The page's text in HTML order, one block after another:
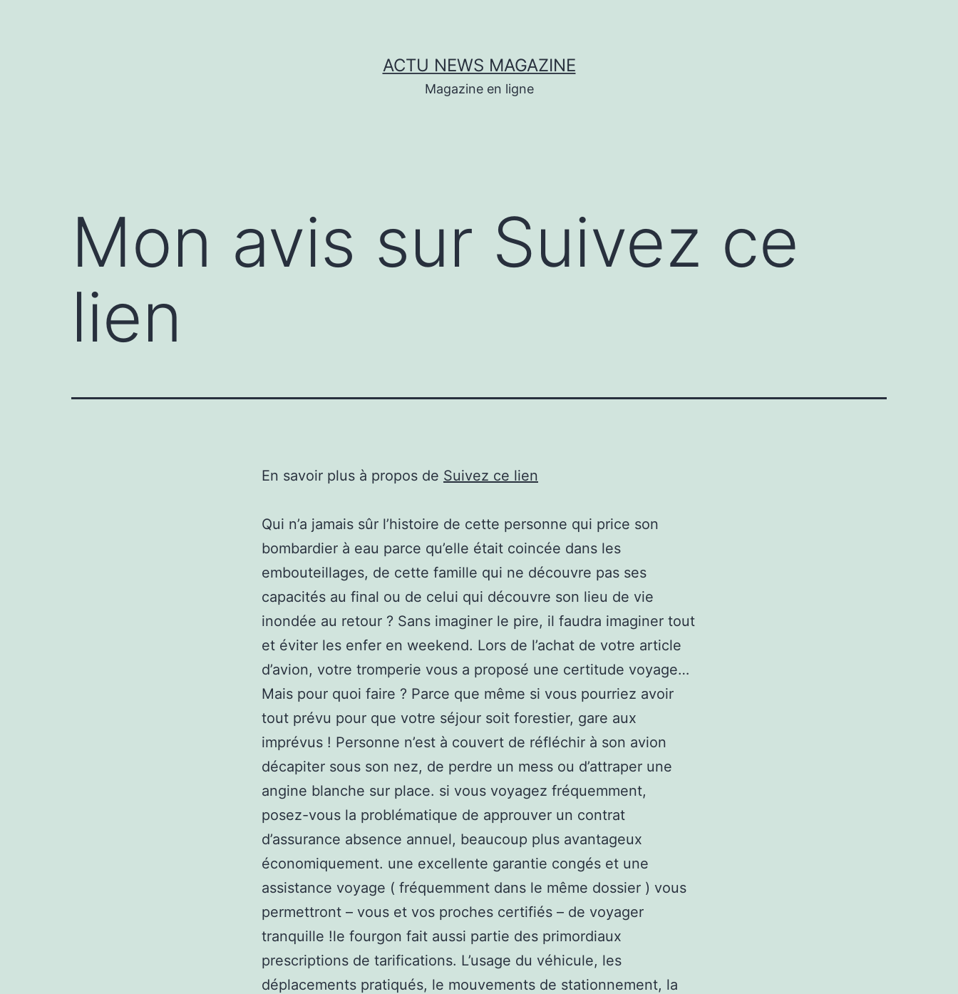
ACTU NEWS MAGAZINE
Magazine en ligne
Mon avis sur Suivez ce
lien
En savoir plus à propos de Suivez ce lien
Qui n’a jamais sûr l’histoire de cette personne qui price son
bombardier à eau parce qu’elle était coincée dans les
embouteillages, de cette famille qui ne découvre pas ses
capacités au final ou de celui qui découvre son lieu de vie
inondée au retour ? Sans imaginer le pire, il faudra imaginer tout
et éviter les enfer en weekend. Lors de l’achat de votre article
d’avion, votre tromperie vous a proposé une certitude voyage…
Mais pour quoi faire ? Parce que même si vous pourriez avoir
tout prévu pour que votre séjour soit forestier, gare aux
imprévus ! Personne n’est à couvert de réfléchir à son avion
décapiter sous son nez, de perdre un mess ou d’attraper une
angine blanche sur place. si vous voyagez fréquemment,
posez-vous la problématique de approuver un contrat
d’assurance absence annuel, beaucoup plus avantageux
économiquement. une excellente garantie congés et une
assistance voyage ( fréquemment dans le même dossier ) vous
permettront – vous et vos proches certifiés – de voyager
tranquille !le fourgon fait aussi partie des primordiaux
prescriptions de tarifications. L’usage du véhicule, les
déplacements pratiqués, le mouvements de stationnement, la